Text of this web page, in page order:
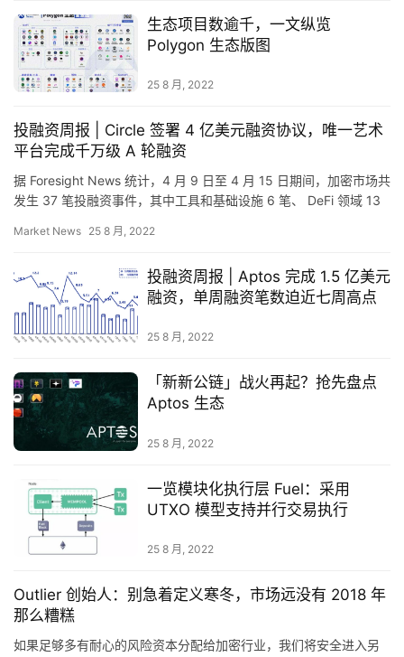
信
仰
h
r
9
9
指
用
工
具
推
荐
生态项目数逾千，一文纵览
Polygon 生态版图
25 8 月, 2022
投融资周报 | Circle 签署 4 亿美元融资协议，唯一艺术
平台完成千万级 A 轮融资
据 Foresight News 统计，4 月 9 日至 4 月 15 日期间，加密市场共
发生 37 笔投融资事件，其中工具和基础设施 6 笔、 DeFi 领域 13
Market News 25 8 月, 2022
投融资周报 | Aptos 完成 1.5 亿美元
融资，单周融资笔数迫近七周高点
25 8 月, 2022
「新新公链」战火再起？抢先盘点
Aptos 生态
25 8 月, 2022
一览模块化执行层 Fuel：采用
UTXO 模型支持并行交易执行
25 8 月, 2022
Outlier 创始人：别急着定义寒冬，市场远没有 2018 年
那么糟糕
如果足够多有耐心的风险资本分配给加密行业，我们将安全进入另